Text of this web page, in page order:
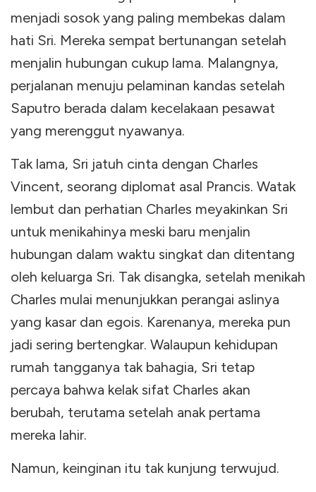
menjadi sosok yang paling membekas dalam
hati Sri. Mereka sempat bertunangan setelah
menjalin hubungan cukup lama. Malangnya,
perjalanan menuju pelaminan kandas setelah
Saputro berada dalam kecelakaan pesawat
yang merenggut nyawanya.
Tak lama, Sri jatuh cinta dengan Charles
Vincent, seorang diplomat asal Prancis. Watak
lembut dan perhatian Charles meyakinkan Sri
untuk menikahinya meski baru menjalin
hubungan dalam waktu singkat dan ditentang
oleh keluarga Sri. Tak disangka, setelah menikah
Charles mulai menunjukkan perangai aslinya
yang kasar dan egois. Karenanya, mereka pun
jadi sering bertengkar. Walaupun kehidupan
rumah tangganya tak bahagia, Sri tetap
percaya bahwa kelak sifat Charles akan
berubah, terutama setelah anak pertama
mereka lahir.
Namun, keinginan itu tak kunjung terwujud.